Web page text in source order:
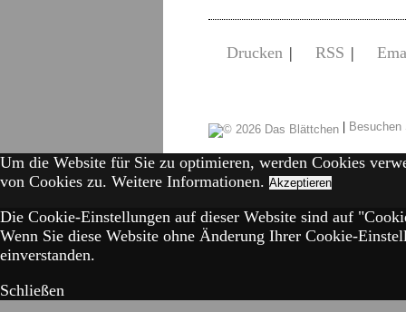
Drucken | RSS |
|
Um die Website für Sie zu optimieren, werden Cookies
von Cookies zu. Weitere Informationen. Akzeptieren
Die Cookie-Einstellungen auf dieser Website sind auf
Wenn Sie diese Website ohne Änderung Ihrer Cookie-
einverstanden.
Schließen